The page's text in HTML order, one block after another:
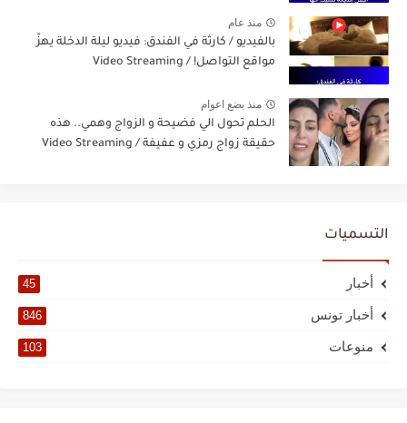
منذ عام
بالفيديو / كارثة في الفندق: فيديو ليلة الدخلة يهزّ
مواقع التواصل! / Video Streaming
منذ بضع اعوام
الحلم تحول الي فضيحة و الزواج وهمي.. هذه
حقيقة زواج رمزي و عفيفة / Video Streaming
التسميات
أخبار 45
أخبار تونس 846
منوعات 103